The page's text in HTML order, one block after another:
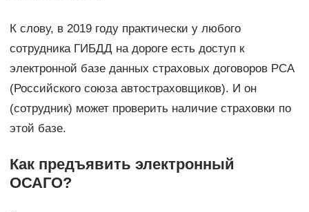
К слову, в 2019 году практически у любого
сотрудника ГИБДД на дороге есть доступ к
электронной базе данных страховых договоров РСА
(Российского союза автостраховщиков). И он
(сотрудник) может проверить наличие страховки по
этой базе.
Как предъявить электронный
ОСАГО?